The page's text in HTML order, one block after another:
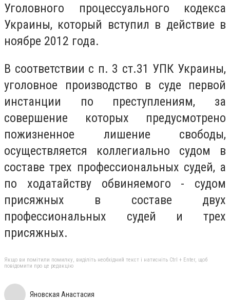
Уголовного процессуального кодекса
Украины, который вступил в действие в
ноябре 2012 года.
В соответствии с п. 3 ст.31 УПК Украины,
уголовное производство в суде первой
инстанции по преступлениям, за
совершение которых предусмотрено
пожизненное лишение свободы,
осуществляется коллегиально судом в
составе трех профессиональных судей, а
по ходатайству обвиняемого - судом
присяжных в составе двух
профессиональных судей и трех
присяжных.
Якщо ви помітили помилку, виділіть необхідний текст і натисніть Ctrl + Enter, щоб
повідомити про це редакцію
Яновская Анастасия